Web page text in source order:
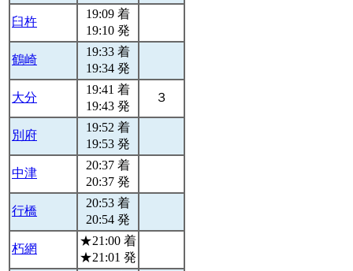
臼杵
19:09 着
19:10 発
鶴崎
19:33 着
19:34 発
大分
19:41 着
19:43 発
３
別府
19:52 着
19:53 発
中津
20:37 着
20:37 発
行橋
20:53 着
20:54 発
朽網
★21:00 着
★21:01 発